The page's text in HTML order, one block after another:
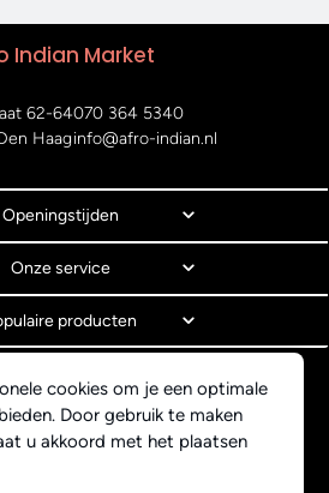
cookies om je een optimale
Door gebruik te maken
u akkoord met het plaatsen
Indian Market
62-64
Haag
070 364 5340
info@afro-indian.nl
Openingstijden
Onze service
producten
2026 Afro Indian Market
voorwaarden
BEWISE Solutions